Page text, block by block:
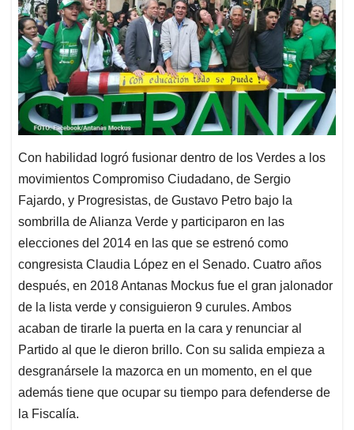
Con habilidad logró fusionar dentro de los Verdes a los
movimientos Compromiso Ciudadano, de Sergio
Fajardo, y Progresistas, de Gustavo Petro bajo la
sombrilla de Alianza Verde y participaron en las
elecciones del 2014 en las que se estrenó como
congresista Claudia López en el Senado. Cuatro años
después, en 2018 Antanas Mockus fue el gran jalonador
de la lista verde y consiguieron 9 curules. Ambos
acaban de tirarle la puerta en la cara y renunciar al
Partido al que le dieron brillo. Con su salida empieza a
desgranársele la mazorca en un momento, en el que
además tiene que ocupar su tiempo para defenderse de
la Fiscalía.